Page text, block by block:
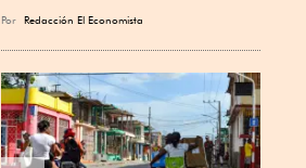
Por Redacción El Economista